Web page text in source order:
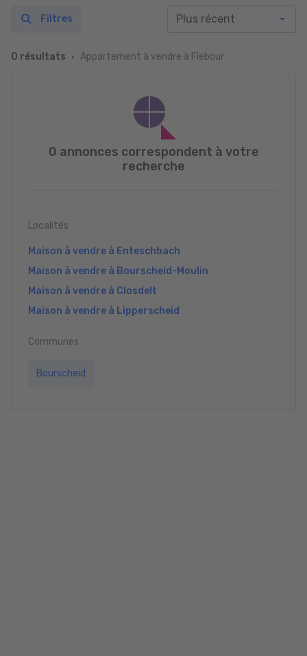
0 résultats Appartement à vendre à Flebour
Filtres
0 annonces correspondent à votre
recherche
Localités
Maison à vendre à Enteschbach
Maison à vendre à Bourscheid-Moulin
Maison à vendre à Closdelt
Maison à vendre à Lipperscheid
Communes
Bourscheid